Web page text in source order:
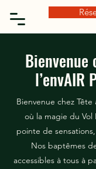
Bienvenue
l’envAIR
Bienvenue chez Tête
où la magie du Vol
pointe de
Nos baptêmes
accessibles à tous à